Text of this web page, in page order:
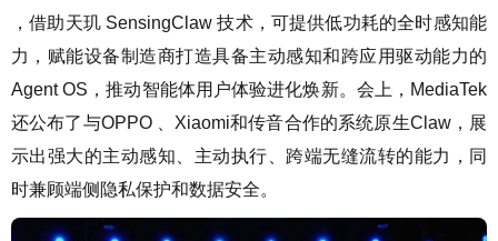
，借助天玑 SensingClaw 技术，可提供低功耗的全时感知能
力，赋能设备制造商打造具备主动感知和跨应用驱动能力的
Agent OS，推动智能体用户体验进化焕新。会上，MediaTek
还公布了与OPPO 、Xiaomi和传音合作的系统原生Claw，展
示出强大的主动感知、主动执行、跨端无缝流转的能力，同
时兼顾端侧隐私保护和数据安全。